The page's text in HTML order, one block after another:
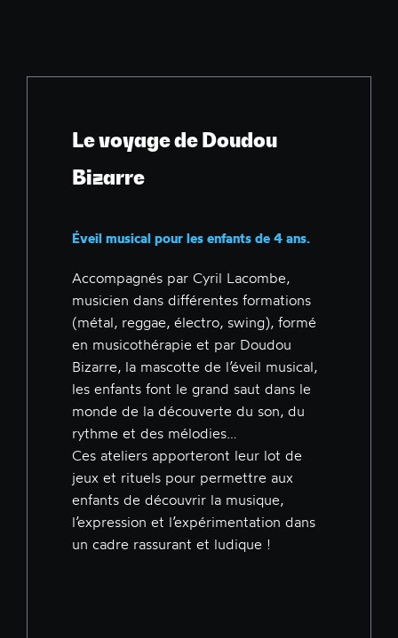
Le voyage de Doudou
Bizarre
Éveil musical pour les enfants de 4 ans.
Accompagnés par Cyril Lacombe,
musicien dans différentes formations
(métal, reggae, électro, swing), formé
en musicothérapie et par Doudou
Bizarre, la mascotte de l’éveil musical,
les enfants font le grand saut dans le
monde de la découverte du son, du
rythme et des mélodies…
Ces ateliers apporteront leur lot de
jeux et rituels pour permettre aux
enfants de découvrir la musique,
l’expression et l’expérimentation dans
un cadre rassurant et ludique !